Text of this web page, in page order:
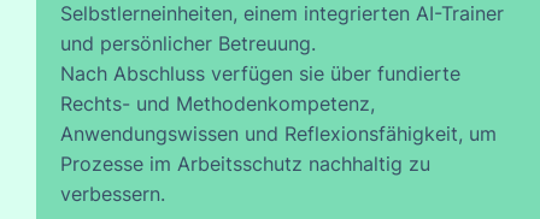
Selbstlerneinheiten, einem integrierten AI-Trainer
und persönlicher Betreuung.
Nach Abschluss verfügen sie über fundierte
Rechts- und Methodenkompetenz,
Anwendungswissen und Reflexionsfähigkeit, um
Prozesse im Arbeitsschutz nachhaltig zu
verbessern.